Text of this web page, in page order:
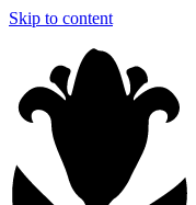
Skip to content